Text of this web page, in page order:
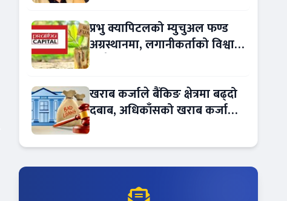
प्रभु क्यापिटलको म्युचुअल फण्ड
अग्रस्थानमा, लगानीकर्ताको विश्वास
खराब कर्जाले बैंकिङ क्षेत्रमा बढ्दो
दबाब, अधिकाँसको खराब कर्जा